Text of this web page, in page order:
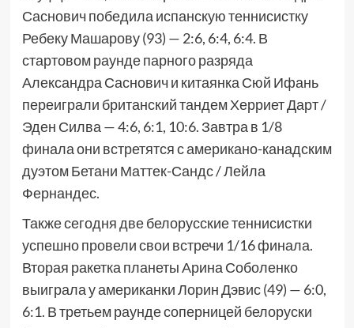
Саснович победила испанскую теннисистку
Ребеку Машарову (93) — 2:6, 6:4, 6:4. В
стартовом раунде парного разряда
Александра Саснович и китаянка Сюй Ифань
переиграли британский тандем Херриет Дарт /
Эден Силва — 4:6, 6:1, 10:6. Завтра в 1/8
финала они встретятся с американо-канадским
дуэтом Бетани Маттек-Сандс / Лейла
Фернандес.
Также сегодня две белорусские теннисистки
успешно провели свои встречи 1/16 финала.
Вторая ракетка планеты Арина Соболенко
выиграла у американки Лорин Дэвис (49) — 6:0,
6:1. В третьем раунде соперницей белоруски